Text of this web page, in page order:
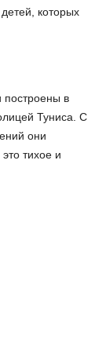
которых
построены в
Туниса. С
они
тихое и